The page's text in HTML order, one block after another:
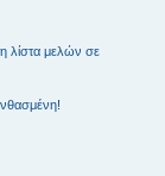
λίστα μελών σε